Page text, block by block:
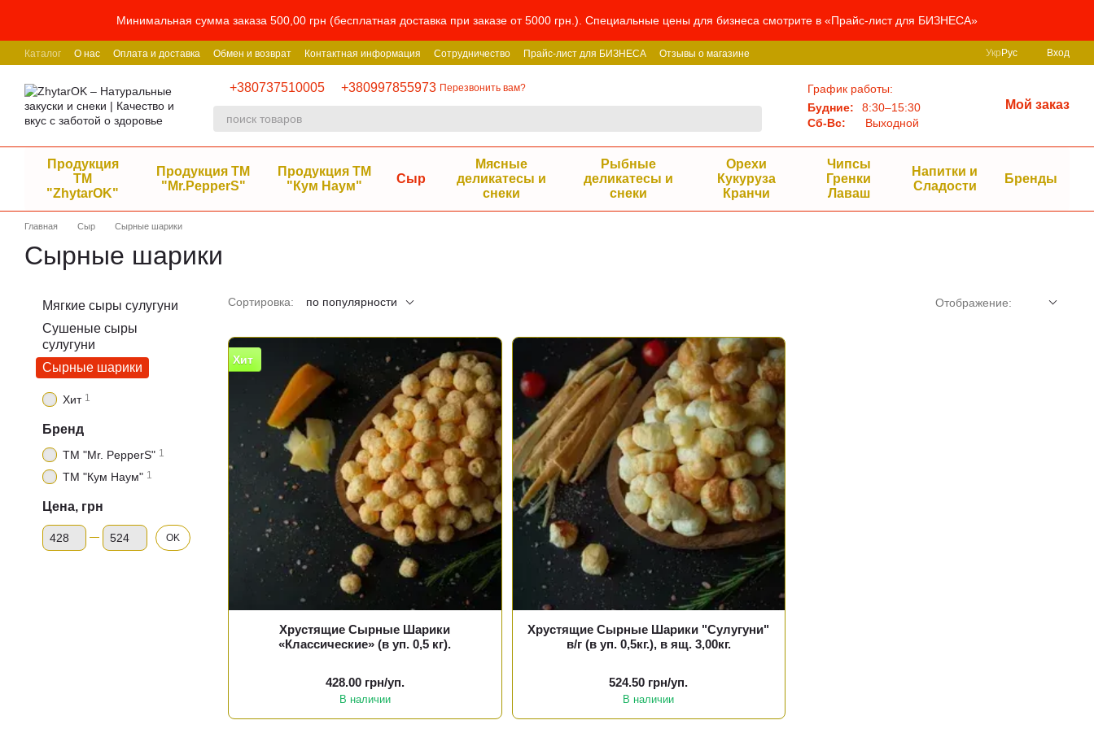
Минимальная сумма заказа 500,00 грн (бесплатная доставка при заказе от 5000 грн.). Специальные цены для бизнеса смотрите в «Прайс-лист для БИЗНЕСА»
Каталог О нас Оплата и доставка Обмен и возврат Контактная информация Сотрудничество Прайс-лист для БИЗНЕСА Отзывы о магазине Укр Рус Вход
+380737510005 +380997855973 Перезвонить вам?
График работы:
Будние:
8:30–15:30
Сб-Вс:
Выходной
Мой заказ
Продукция
ТМ
"ZhytarOK"
Продукция ТМ
"Mr.PepperS"
Продукция ТМ
"Кум Наум"
Сыр
Мясные
деликатесы и
снеки
Рыбные
деликатесы и
снеки
Орехи
Кукуруза
Кранчи
Чипсы
Гренки
Лаваш
Напитки и
Сладости
Бренды
Главная Сыр Сырные шарики
Сырные шарики
Сортировка: по популярности Отображение:
Хит
Хрустящие Сырные Шарики
«Классические» (в уп. 0,5 кг).
428.00 грн/уп.
В наличии
Хрустящие Сырные Шарики "Сулугуни"
в/г (в уп. 0,5кг.), в ящ. 3,00кг.
524.50 грн/уп.
В наличии
Мягкие сыры сулугуни
Сушеные сыры
сулугуни
Сырные шарики
Хит 1
Бренд
ТМ "Mr. PepperS" 1
ТМ "Кум Наум" 1
Цена, грн
От Цена, грн
До Цена, грн
OK